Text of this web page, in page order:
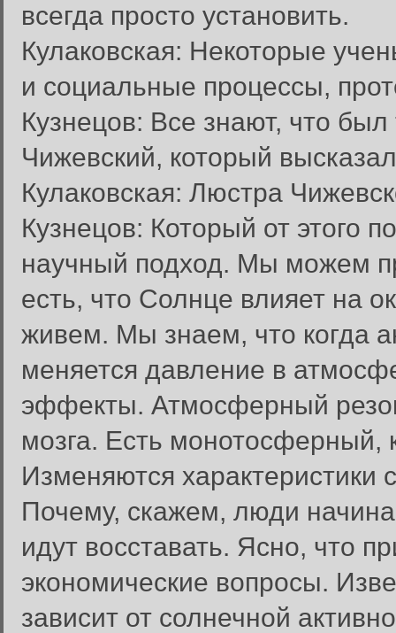
всегда просто установить.
Кулаковская: Некоторые
и социальные процессы,
Кузнецов: Все знают, что
Чижевский, который
Кулаковская: Люстра
Кузнецов: Который от этого
научный подход. Мы можем
есть, что Солнце влияет на
живем. Мы знаем, что когда
меняется давление в
эффекты. Атмосферный
мозга. Есть монотосферный,
Изменяются
Почему, скажем, люди
идут восставать. Ясно, что
экономические вопросы.
зависит от солнечной